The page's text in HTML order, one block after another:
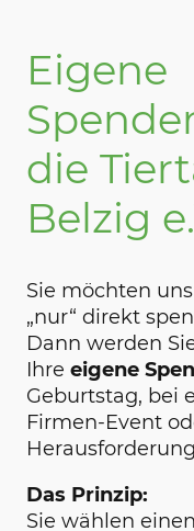
Eigene
die
Belzig
Sie möchten
„nur“ direkt
Dann werden
Ihre eigene
Geburtstag, bei
Firmen-Event
Das Prinzip:
Sie wählen